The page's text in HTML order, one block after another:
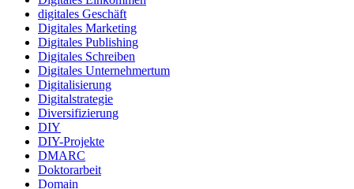
digitales Geschäft
Digitales Marketing
Digitales Publishing
Digitales Schreiben
Digitales Unternehmertum
Digitalisierung
Digitalstrategie
Diversifizierung
DIY
DIY-Projekte
DMARC
Doktorarbeit
Domain